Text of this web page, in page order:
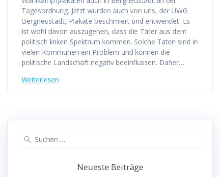
Tagesordnung. Jetzt wurden auch von uns, der UWG
Bergneustadt, Plakate beschmiert und entwendet. Es
ist wohl davon auszugehen, dass die Täter aus dem
politisch linken Spektrum kommen. Solche Taten sind in
vielen Kommunen ein Problem und können die
politische Landschaft negativ beeinflussen. Daher…
Weiterlesen
Neueste Beiträge